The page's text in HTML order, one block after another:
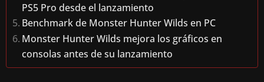
PS5 Pro desde el lanzamiento
Benchmark de Monster Hunter Wilds en PC
Monster Hunter Wilds mejora los gráficos en
consolas antes de su lanzamiento